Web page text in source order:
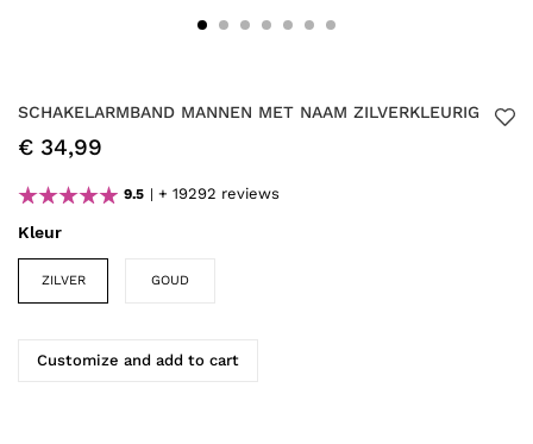
SCHAKELARMBAND MANNEN MET NAAM ZILVERKLEURIG
Kleur
ZILVER GOUD
9.5 + 19292 reviews
€ 34,99
Customize and add to cart